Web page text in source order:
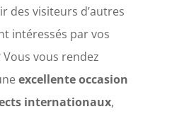
des visiteurs d’autres
intéressés par vos
vous rendez
excellente occasion
internationaux,